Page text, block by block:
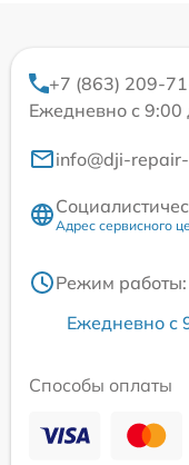
+7 (863) 209-
Ежедневно с 9:00
info@dji-
Адрес сервисного
Режим работы:
Ежедневно с
Способы оплаты